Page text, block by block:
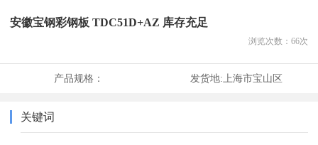
安徽宝钢彩钢板 TDC51D+AZ 库存充足
浏览次数： 66次
产品规格： 发货地: 上海市宝山区
关键词